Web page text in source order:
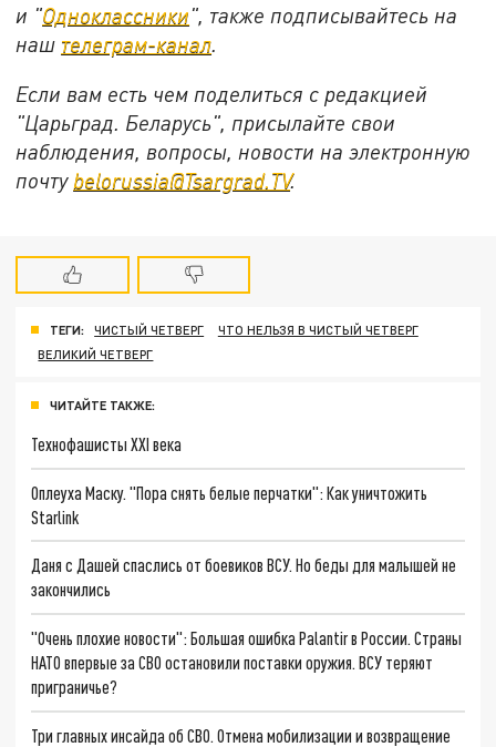
и "Одноклассники", также подписывайтесь на
наш телеграм-канал.
Если вам есть чем поделиться с редакцией
"Царьград. Беларусь", присылайте свои
наблюдения, вопросы, новости на электронную
почту belorussia@Tsargrad.TV.
ТЕГИ: ЧИСТЫЙ ЧЕТВЕРГ
ЧТО НЕЛЬЗЯ В ЧИСТЫЙ ЧЕТВЕРГ
ВЕЛИКИЙ ЧЕТВЕРГ
ЧИТАЙТЕ ТАКЖЕ:
Технофашисты XXI века
Оплеуха Маску. "Пора снять белые перчатки": Как уничтожить
Starlink
Даня с Дашей спаслись от боевиков ВСУ. Но беды для малышей не
закончились
"Очень плохие новости": Большая ошибка Palantir в России. Страны
НАТО впервые за СВО остановили поставки оружия. ВСУ теряют
приграничье?
Три главных инсайда об СВО. Отмена мобилизации и возвращение